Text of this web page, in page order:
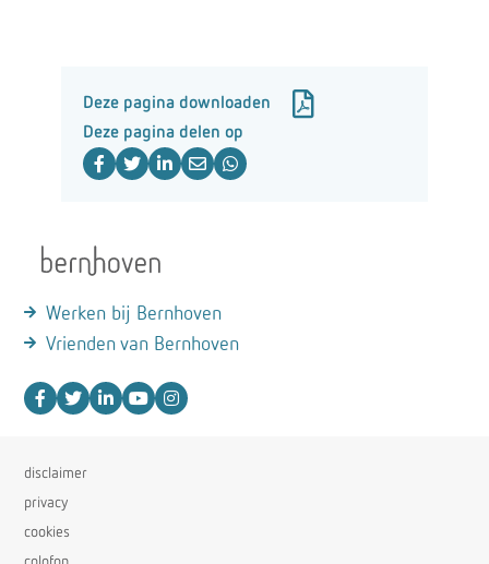
Deze pagina downloaden
Deze pagina delen op
Werken bij Bernhoven
Vrienden van Bernhoven
disclaimer
privacy
cookies